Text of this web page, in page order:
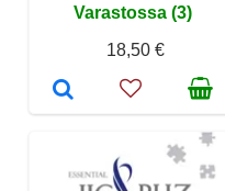
Varastossa (3)
18,50 €